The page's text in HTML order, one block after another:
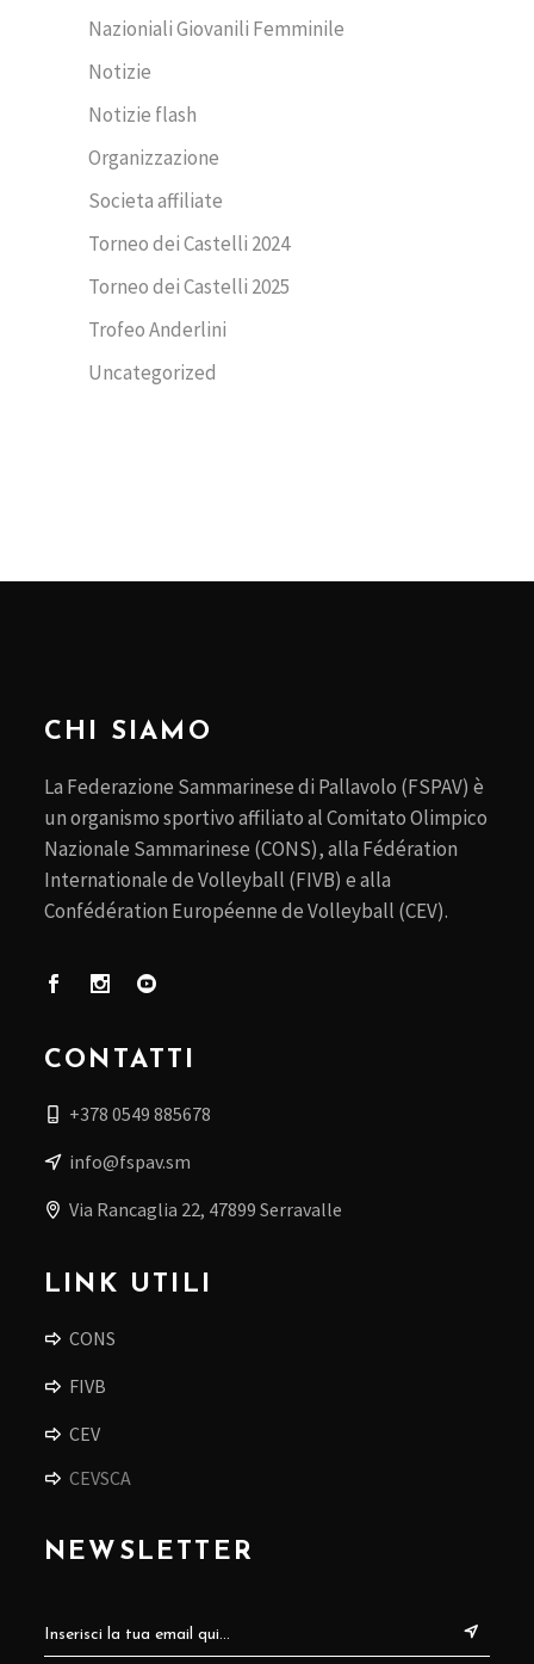
Nazioniali Giovanili Femminile
Notizie
Notizie flash
Organizzazione
Societa affiliate
Torneo dei Castelli 2024
Torneo dei Castelli 2025
Trofeo Anderlini
Uncategorized
CHI SIAMO
La Federazione Sammarinese di Pallavolo (FSPAV) è
un organismo sportivo affiliato al Comitato Olimpico
Nazionale Sammarinese (CONS), alla Fédération
Internationale de Volleyball (FIVB) e alla
Confédération Européenne de Volleyball (CEV).
CONTATTI
+378 0549 885678
info@fspav.sm
Via Rancaglia 22, 47899 Serravalle
LINK UTILI
CONS
FIVB
CEV
CEVSCA
NEWSLETTER